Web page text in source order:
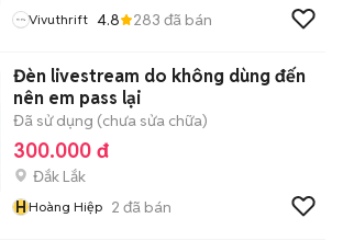
Vivuthrift 4.8 283 đã bán
Đèn livestream do không dùng đến
nên em pass lại
Đã sử dụng (chưa sửa chữa)
300.000 đ
Đắk Lắk
HHoàng Hiệp 2 đã bán